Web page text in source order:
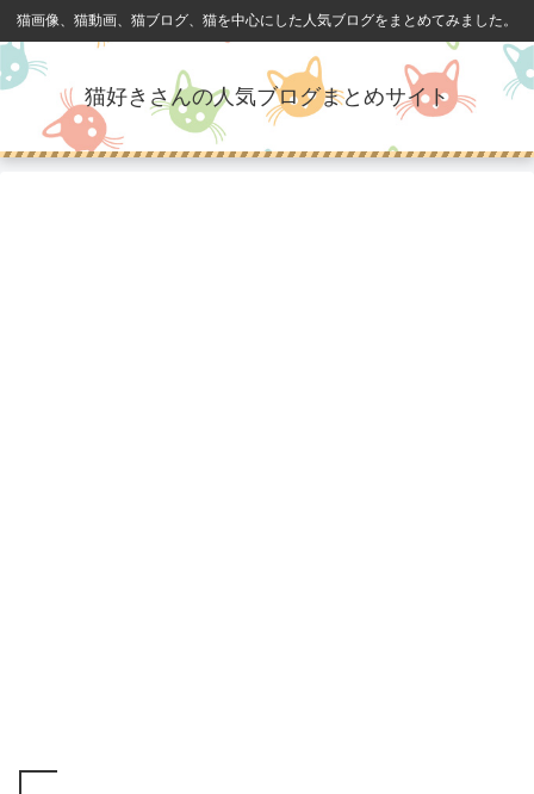
猫画像、猫動画、猫ブログ、猫を中心にした人気ブログをまとめてみました。
猫好きさんの人気ブログまとめサイト